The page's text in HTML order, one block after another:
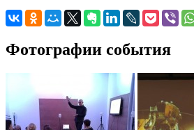
Фотографии события